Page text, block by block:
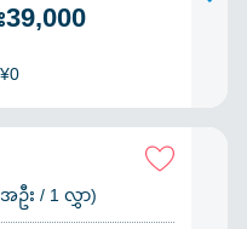
း / 1 လွှာ)